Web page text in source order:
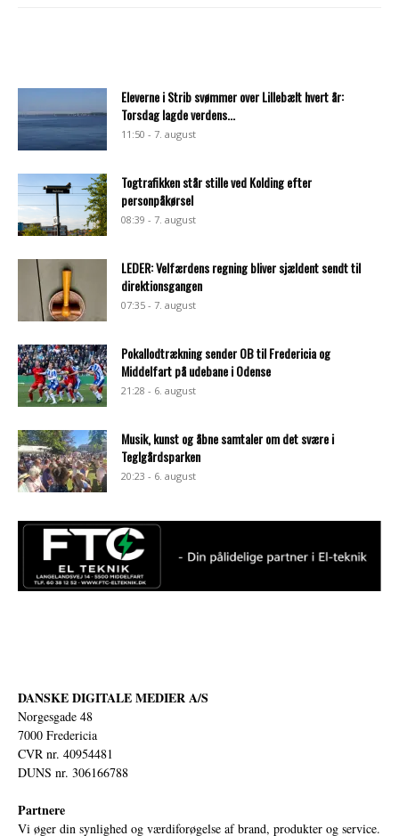
Eleverne i Strib svømmer over Lillebælt hvert år:
Torsdag lagde verdens...
11:50 - 7. august
Togtrafikken står stille ved Kolding efter
personpåkørsel
08:39 - 7. august
LEDER: Velfærdens regning bliver sjældent sendt til
direktionsgangen
07:35 - 7. august
Pokallodtrækning sender OB til Fredericia og
Middelfart på udebane i Odense
21:28 - 6. august
Musik, kunst og åbne samtaler om det svære i
Teglgårdsparken
20:23 - 6. august
DANSKE DIGITALE MEDIER A/S
Norgesgade 48
7000 Fredericia
CVR nr. 40954481
DUNS nr. 306166788
Partnere
Vi øger din synlighed og værdiforøgelse af brand, produkter og service.